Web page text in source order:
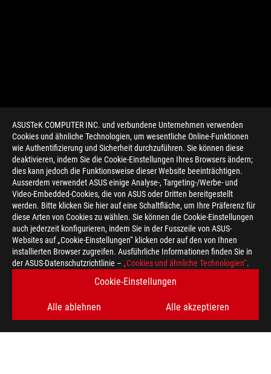
ASUSTeK COMPUTER INC. und verbundene Unternehmen verwenden
Cookies und ähnliche Technologien, um wesentliche Online-Funktionen
wie Authentifizierung und Sicherheit durchzuführen. Sie können diese
deaktivieren, indem Sie die Cookie-Einstellungen Ihres Browsers ändern;
dies kann jedoch die Funktionsweise dieser Website beeinträchtigen.
Ausserdem verwendet ASUS einige Analyse-, Targeting-/Werbe- und
Video-Embedded-Cookies, die von ASUS oder Dritten bereitgestellt
werden. Bitte klicken Sie hier auf eine Schaltfläche, um Ihre Präferenz für
diese Arten von Cookies zu wählen. Sie können die Cookie-Einstellungen
auch jederzeit konfigurieren, indem Sie in der Fusszeile von ASUS-
Websites auf „Cookie-Einstellungen“ klicken oder auf den von Ihnen
installierten Browser zugreifen. Ausführliche Informationen finden Sie in
der ASUS-Datenschutzrichtlinie – „Cookies und ähnliche Technologien“.
Cookie-Einstellungen
Alle ablehnen Alle akzeptieren
> GAMING ZEPHYRUS S GX531
ERHALTEN SIE DIE NEUESTEN ANGEBOTE UND MEHR